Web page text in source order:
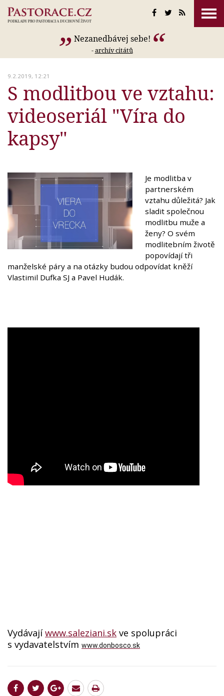
Nezanedbávej sebe!
-archív citátů
9.2.2019, 12:21
S modlitbou ve vztahu:
videoseriál "Víra do
kapsy"
Je modlitba v
partnerském
vztahu důležitá? Jak
sladit společnou
modlitbu muže a
ženy? O svém
modlitebním životě
popovídají tři
manželské páry a na otázky budou odpovídat kněží
Vlastimil Dufka SJ a Pavel Hudák.
Vydávajíwww.saleziani.sk ve spolupráci
s vydavatelstvím www.donbosco.sk